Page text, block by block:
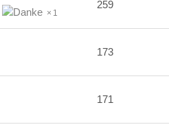
1
259
173
171